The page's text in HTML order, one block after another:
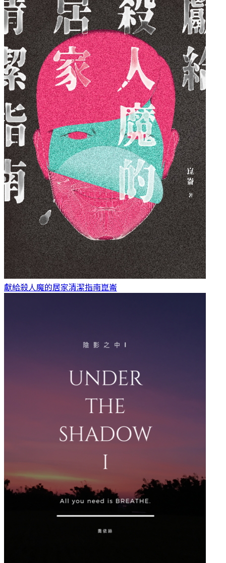
獻給殺人魔的居家清潔指南崑崙